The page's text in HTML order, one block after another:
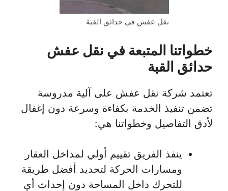
نقل عفش في حدائق القبة
خطواتنا المتبعة في نقل عفش
حدائق القبة
تعتمد شركة نقل عفش على آلية مدروسة
تضمن تنفيذ الخدمة بكفاءة وسرعة دون إغفال
لأدق التفاصيل وخطواتنا هي:
ينفذ الفريق تقييم أولي لمداخل العقار
ومسارات الحركة لتحديد أفضل طريقة
للتحرك داخل المساحة دون إحداث أي